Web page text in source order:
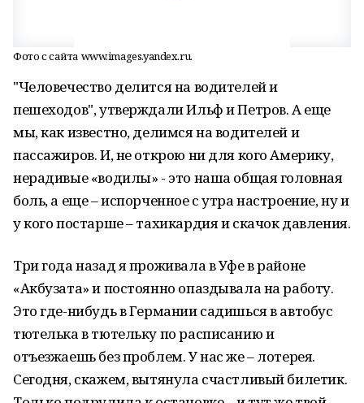
Фото с сайта www.images.yandex.ru.
"Человечество делится на водителей и
пешеходов", утверждали Ильф и Петров. А еще
мы, как известно, делимся на водителей и
пассажиров. И, не открою ни для кого Америку,
нерадивые «водилы» - это наша общая головная
боль, а еще – испорченное с утра настроение, ну и
у кого постарше – тахикардия и скачок давления.
Три года назад я проживала в Уфе в районе
«Акбузата» и постоянно опаздывала на работу.
Это где-нибудь в Германии садишься в автобус
тютелька в тютельку по расписанию и
отъезжаешь без проблем. У нас же – лотерея.
Сегодня, скажем, вытянула счастливый билетик.